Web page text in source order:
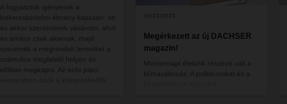
A fogyasztók igényesek a
kiskereskedelmi élmény kapcsán: ott
és akkor szeretnének vásárolni, ahol
és amikor csak akarnak, majd
szeretnék a megrendelt terméket a
számukra megfelelő helyen és
időben megkapni. Az erős piaci
10/23/2023
Megérkezett az új DACHSER
magazin!
Mindennapi életünk részévé vált a
klímaváltozás. A politikusokat és a